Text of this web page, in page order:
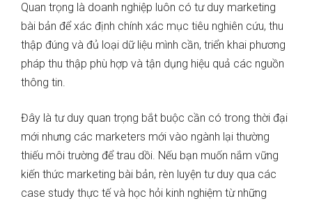
Quan trọng là doanh nghiệp luôn có tư duy marketing
bài bản để xác định chính xác mục tiêu nghiên cứu, thu
thập đúng và đủ loại dữ liệu mình cần, triển khai phương
pháp thu thập phù hợp và tận dụng hiệu quả các nguồn
thông tin.
Đây là tư duy quan trọng bắt buộc cần có trong thời đại
mới nhưng các marketers mới vào ngành lại thường
thiếu môi trường để trau dồi. Nếu bạn muốn nắm vững
kiến thức marketing bài bản, rèn luyện tư duy qua các
case study thực tế và học hỏi kinh nghiệm từ những